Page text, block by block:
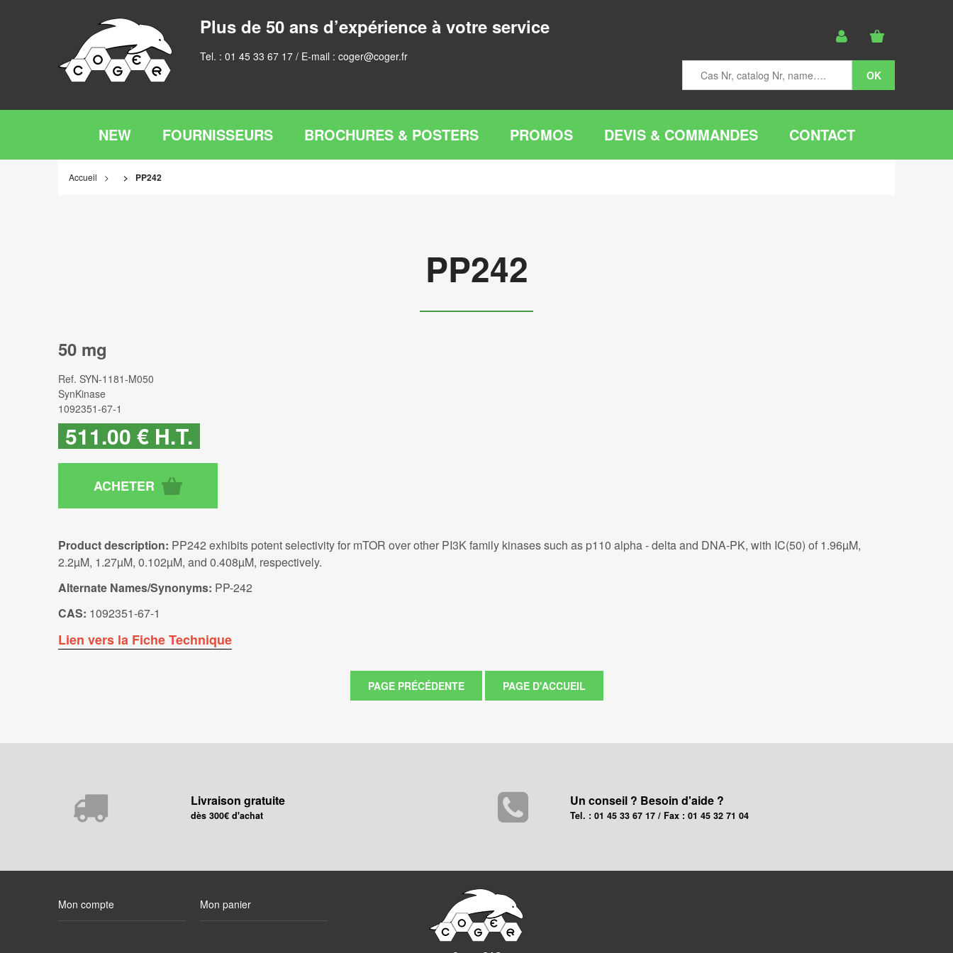
Plus de 50 ans d’expérience à votre service
Tel. : 01 45 33 67 17 / E-mail : coger@coger.fr
NEW FOURNISSEURS BROCHURES & POSTERS PROMOS DEVIS & COMMANDES CONTACT
Accueil PP242
PP242
50 mg
Ref. SYN-1181-M050
SynKinase
1092351-67-1
511.00 € H.T.
Product description: PP242 exhibits potent selectivity for mTOR over other PI3K family kinases such as p110 alpha - delta and DNA-PK, with IC(50) of 1.96µM,
2.2µM, 1.27µM, 0.102µM, and 0.408µM, respectively.
Alternate Names/Synonyms: PP-242
CAS: 1092351-67-1
Lien vers la Fiche Technique
Livraison gratuite
dès 300€ d'achat
Un conseil ? Besoin d'aide ?
Tel. : 01 45 33 67 17 / Fax : 01 45 32 71 04
Mon compte Mon panier